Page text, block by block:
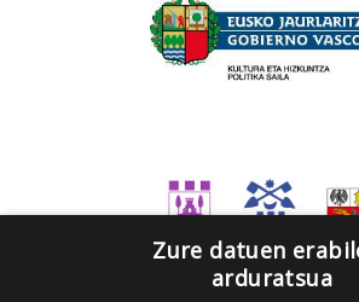
Zure datuen
arduratsua